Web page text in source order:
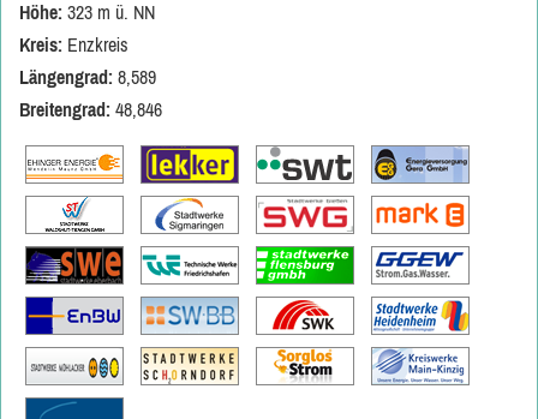
Höhe: 323 m ü. NN
Kreis: Enzkreis
Längengrad: 8,589
Breitengrad: 48,846